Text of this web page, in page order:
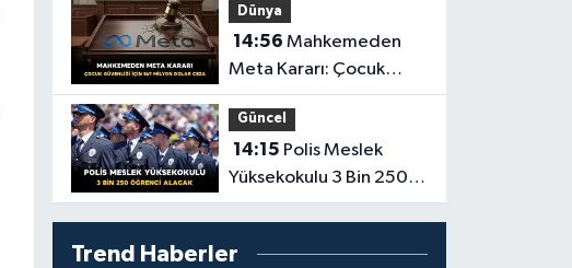
Dünya
14:56
Meta Kararı: Çocuk
Güvenliği İçin 567
Milyon Dolar Ceza
Güncel
14:15
Yüksekokulu 3 Bin 250
Öğrenci Alacak
Trend Haberler